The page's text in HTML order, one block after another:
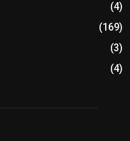
(4)
(169)
(3)
(4)